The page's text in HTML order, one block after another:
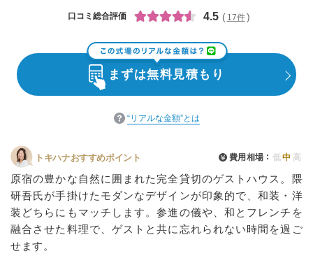
口コミ総合評価 4.5 17件
まずは無料見積もり
“リアルな金額”とは
トキハナおすすめポイント 費用相場 低中 高
原宿の豊かな自然に囲まれた完全貸切のゲストハウス。隈
研吾氏が手掛けたモダンなデザインが印象的で、和装・洋
装どちらにもマッチします。参進の儀や、和とフレンチを
融合させた料理で、ゲストと共に忘れられない時間を過ご
せます。